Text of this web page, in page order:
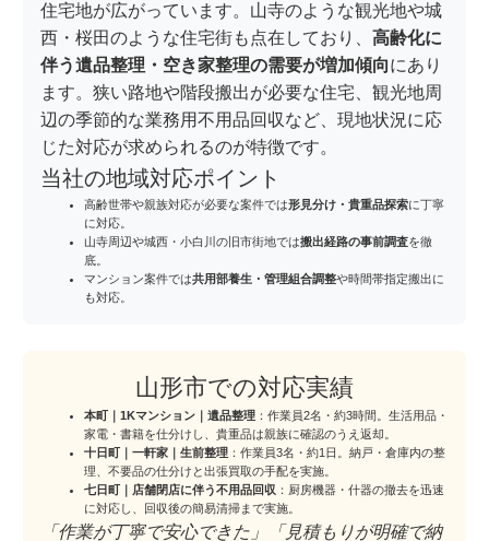
住宅地が広がっています。山寺のような観光地や城
西・桜田のような住宅街も点在しており、 高齢化に
伴う遺品整理・空き家整理の需要が増加傾向にあり
ます。狭い路地や階段搬出が必要な住宅、観光地周
辺の季節的な業務用不用品回収など、現地状況に応
じた対応が求められるのが特徴です。
当社の地域対応ポイント
高齢世帯や親族対応が必要な案件では形見分け・貴重品探索に丁寧
に対応。
山寺周辺や城西・小白川の旧市街地では搬出経路の事前調査を徹
底。
マンション案件では共用部養生・管理組合調整や時間帯指定搬出に
も対応。
山形市での対応実績
本町｜1Kマンション｜遺品整理 ：作業員2名・約3時間。生活用品・
家電・書籍を仕分けし、貴重品は親族に確認のうえ返却。
十日町｜一軒家｜生前整理 ：作業員3名・約1日。納戸・倉庫内の整
理、不要品の仕分けと出張買取の手配を実施。
七日町｜店舗閉店に伴う不用品回収 ：厨房機器・什器の撤去を迅速
に対応し、回収後の簡易清掃まで実施。
「作業が丁寧で安心できた」「見積もりが明確で納